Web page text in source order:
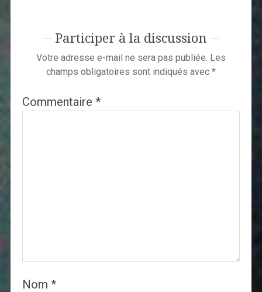
Participer à la discussion
Votre adresse e-mail ne sera pas publiée. Les
champs obligatoires sont indiqués avec *
Commentaire *
Nom *